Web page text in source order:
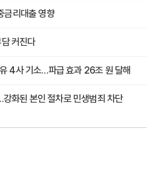
금리대출 영향
커진다
4사 기소…파급 효과 26조 원 달해
화된 본인 절차로 민생범죄 차단